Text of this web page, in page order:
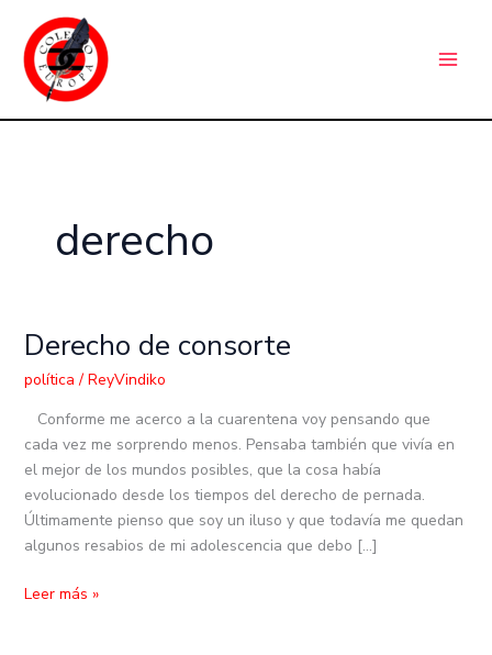
contenido
derecho
Derecho de consorte
política / ReyVindiko
Conforme me acerco a la cuarentena voy pensando que
cada vez me sorprendo menos. Pensaba también que vivía en
el mejor de los mundos posibles, que la cosa había
evolucionado desde los tiempos del derecho de pernada.
Últimamente pienso que soy un iluso y que todavía me quedan
algunos resabios de mi adolescencia que debo […]
Derecho
consorte
Leer más »
a
t